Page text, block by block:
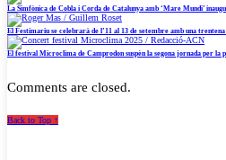
La Simfònica de Cobla i Corda de Catalunya amb ‘Mare Mundi’
El Festimariu se celebrarà de l’11 al 13 de setembre amb una
El festival Microclima de Camprodon suspèn la segona jornada per la
Comments are closed.
Back to Top ↑